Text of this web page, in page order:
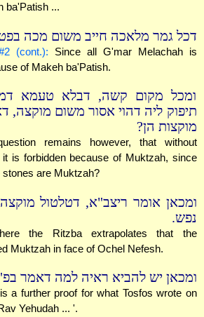
ba'Patish ...
דכל גמר מלאכה חייב משום מכה
(cont.): Since all G'mar Melachah is
of Makeh ba'Patish.
ומכל מקום קשה, דבלא טעמא
תיפוק ליה דהוי אסור משום מוקצה,
מוקצות הן?
remains however, that without
it is forbidden because of Muktzah, since
are Muktzah?
ומכאן אומר ריצב"א, דטלטול
נפש.
the Ritzba extrapolates that the
Muktzah in face of Ochel Nefesh.
ומכאן יש להביא ראיה למה דאמר
a further proof for what Tosfos wrote on
Yehudah ... '.